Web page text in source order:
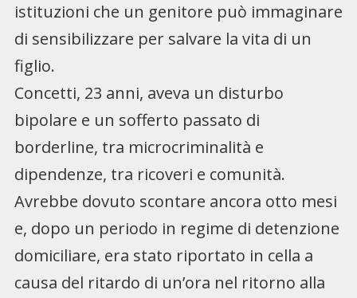
istituzioni che un genitore può immaginare
di sensibilizzare per salvare la vita di un
figlio.
Concetti, 23 anni, aveva un disturbo
bipolare e un sofferto passato di
borderline, tra microcriminalità e
dipendenze, tra ricoveri e comunità.
Avrebbe dovuto scontare ancora otto mesi
e, dopo un periodo in regime di detenzione
domiciliare, era stato riportato in cella a
causa del ritardo di un’ora nel ritorno alla